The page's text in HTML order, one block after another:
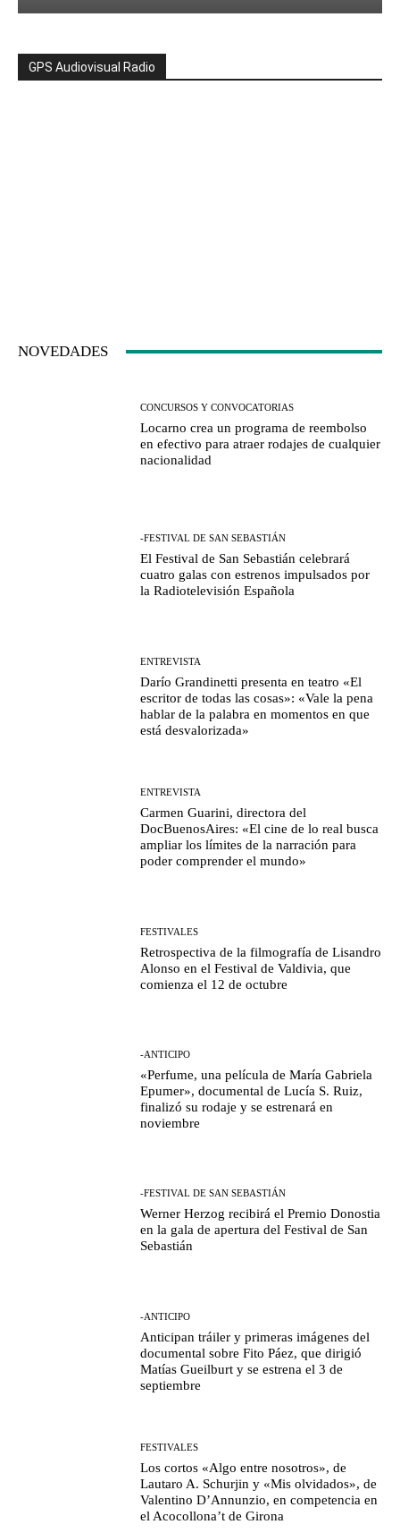
GPS Audiovisual Radio
NOVEDADES
CONCURSOS Y CONVOCATORIAS
Locarno crea un programa de reembolso
en efectivo para atraer rodajes de cualquier
nacionalidad
-FESTIVAL DE SAN SEBASTIÁN
El Festival de San Sebastián celebrará
cuatro galas con estrenos impulsados por
la Radiotelevisión Española
ENTREVISTA
Darío Grandinetti presenta en teatro «El
escritor de todas las cosas»: «Vale la pena
hablar de la palabra en momentos en que
está desvalorizada»
ENTREVISTA
Carmen Guarini, directora del
DocBuenosAires: «El cine de lo real busca
ampliar los límites de la narración para
poder comprender el mundo»
FESTIVALES
Retrospectiva de la filmografía de Lisandro
Alonso en el Festival de Valdivia, que
comienza el 12 de octubre
-ANTICIPO
«Perfume, una película de María Gabriela
Epumer», documental de Lucía S. Ruiz,
finalizó su rodaje y se estrenará en
noviembre
-FESTIVAL DE SAN SEBASTIÁN
Werner Herzog recibirá el Premio Donostia
en la gala de apertura del Festival de San
Sebastián
-ANTICIPO
Anticipan tráiler y primeras imágenes del
documental sobre Fito Páez, que dirigió
Matías Gueilburt y se estrena el 3 de
septiembre
FESTIVALES
Los cortos «Algo entre nosotros», de
Lautaro A. Schurjin y «Mis olvidados», de
Valentino D’Annunzio, en competencia en
el Acocollona’t de Girona